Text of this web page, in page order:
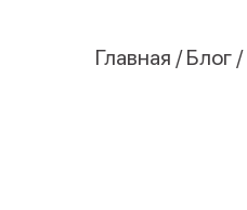
Главная /Блог /